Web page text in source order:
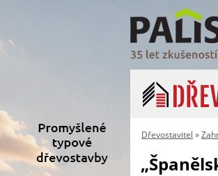
Dřevostavitel »